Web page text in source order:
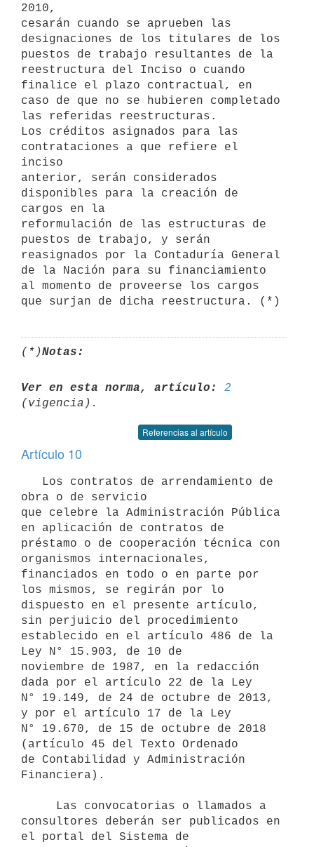
2010,
cesarán cuando se aprueben las
designaciones de los titulares de los
puestos de trabajo resultantes de la
reestructura del Inciso o cuando
finalice el plazo contractual, en
caso de que no se hubieren completado
las referidas reestructuras.
Los créditos asignados para las
contrataciones a que refiere el
inciso
anterior, serán considerados
disponibles para la creación de
cargos en la
reformulación de las estructuras de
puestos de trabajo, y serán
reasignados por la Contaduría General
de la Nación para su financiamiento
al momento de proveerse los cargos
(*)Notas:
Ver en esta norma, artículo:
2
Referencias al artículo
Artículo 10
obra o de servicio
que celebre la Administración Pública
en aplicación de contratos de
préstamo o de cooperación técnica con
organismos internacionales,
financiados en todo o en parte por
los mismos, se regirán por lo
dispuesto en el presente artículo,
sin perjuicio del procedimiento
establecido en el artículo 486 de la
Ley N° 15.903, de 10 de
noviembre de 1987, en la redacción
dada por el artículo 22 de la Ley
N° 19.149, de 24 de octubre de 2013,
y por el artículo 17 de la Ley
N° 19.670, de 15 de octubre de 2018
(artículo 45 del Texto Ordenado
de Contabilidad y Administración
Financiera).
consultores deberán ser publicados en
el portal del Sistema de